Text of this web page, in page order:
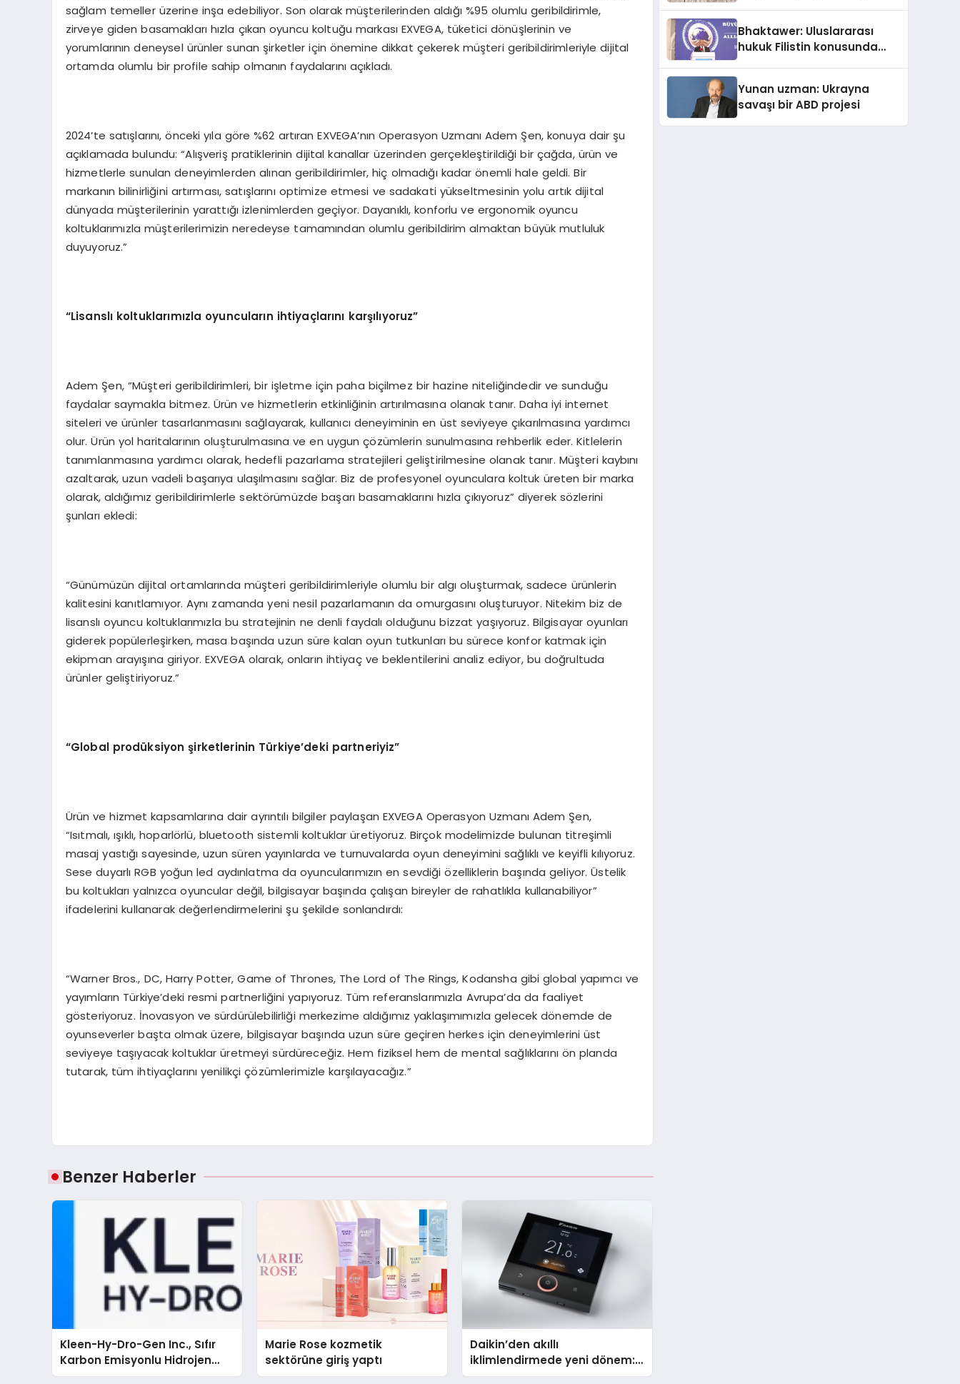
sağlam temeller üzerine inşa edebiliyor. Son olarak müşterilerinden aldığı %95 olumlu geribildirimle,
zirveye giden basamakları hızla çıkan oyuncu koltuğu markası EXVEGA, tüketici dönüşlerinin ve
yorumlarının deneysel ürünler sunan şirketler için önemine dikkat çekerek müşteri geribildirimleriyle dijital
ortamda olumlu bir profile sahip olmanın faydalarını açıkladı.
2024’te satışlarını, önceki yıla göre %62 artıran EXVEGA’nın Operasyon Uzmanı Adem Şen, konuya dair şu
açıklamada bulundu: “Alışveriş pratiklerinin dijital kanallar üzerinden gerçekleştirildiği bir çağda, ürün ve
hizmetlerle sunulan deneyimlerden alınan geribildirimler, hiç olmadığı kadar önemli hale geldi. Bir
markanın bilinirliğini artırması, satışlarını optimize etmesi ve sadakati yükseltmesinin yolu artık dijital
dünyada müşterilerinin yarattığı izlenimlerden geçiyor. Dayanıklı, konforlu ve ergonomik oyuncu
koltuklarımızla müşterilerimizin neredeyse tamamından olumlu geribildirim almaktan büyük mutluluk
duyuyoruz.”
“Lisanslı koltuklarımızla oyuncuların ihtiyaçlarını karşılıyoruz”
Adem Şen, “Müşteri geribildirimleri, bir işletme için paha biçilmez bir hazine niteliğindedir ve sunduğu
faydalar saymakla bitmez. Ürün ve hizmetlerin etkinliğinin artırılmasına olanak tanır. Daha iyi internet
siteleri ve ürünler tasarlanmasını sağlayarak, kullanıcı deneyiminin en üst seviyeye çıkarılmasına yardımcı
olur. Ürün yol haritalarının oluşturulmasına ve en uygun çözümlerin sunulmasına rehberlik eder. Kitlelerin
tanımlanmasına yardımcı olarak, hedefli pazarlama stratejileri geliştirilmesine olanak tanır. Müşteri kaybını
azaltarak, uzun vadeli başarıya ulaşılmasını sağlar. Biz de profesyonel oyunculara koltuk üreten bir marka
olarak, aldığımız geribildirimlerle sektörümüzde başarı basamaklarını hızla çıkıyoruz” diyerek sözlerini
şunları ekledi:
“Günümüzün dijital ortamlarında müşteri geribildirimleriyle olumlu bir algı oluşturmak, sadece ürünlerin
kalitesini kanıtlamıyor. Aynı zamanda yeni nesil pazarlamanın da omurgasını oluşturuyor. Nitekim biz de
lisanslı oyuncu koltuklarımızla bu stratejinin ne denli faydalı olduğunu bizzat yaşıyoruz. Bilgisayar oyunları
giderek popülerleşirken, masa başında uzun süre kalan oyun tutkunları bu sürece konfor katmak için
ekipman arayışına giriyor. EXVEGA olarak, onların ihtiyaç ve beklentilerini analiz ediyor, bu doğrultuda
ürünler geliştiriyoruz.”
“Global prodüksiyon şirketlerinin Türkiye’deki partneriyiz”
Ürün ve hizmet kapsamlarına dair ayrıntılı bilgiler paylaşan EXVEGA Operasyon Uzmanı Adem Şen,
“Isıtmalı, ışıklı, hoparlörlü, bluetooth sistemli koltuklar üretiyoruz. Birçok modelimizde bulunan titreşimli
masaj yastığı sayesinde, uzun süren yayınlarda ve turnuvalarda oyun deneyimini sağlıklı ve keyifli kılıyoruz.
Sese duyarlı RGB yoğun led aydınlatma da oyuncularımızın en sevdiği özelliklerin başında geliyor. Üstelik
bu koltukları yalnızca oyuncular değil, bilgisayar başında çalışan bireyler de rahatlıkla kullanabiliyor”
ifadelerini kullanarak değerlendirmelerini şu şekilde sonlandırdı:
“Warner Bros., DC, Harry Potter, Game of Thrones, The Lord of The Rings, Kodansha gibi global yapımcı ve
yayımların Türkiye’deki resmi partnerliğini yapıyoruz. Tüm referanslarımızla Avrupa’da da faaliyet
gösteriyoruz. İnovasyon ve sürdürülebilirliği merkezime aldığımız yaklaşımımızla gelecek dönemde de
oyunseverler başta olmak üzere, bilgisayar başında uzun süre geçiren herkes için deneyimlerini üst
seviyeye taşıyacak koltuklar üretmeyi sürdüreceğiz. Hem fiziksel hem de mental sağlıklarını ön planda
tutarak, tüm ihtiyaçlarını yenilikçi çözümlerimizle karşılayacağız.”
Benzer Haberler
Kleen-Hy-Dro-Gen Inc., Sıfır
Karbon Emisyonlu Hidrojen
Isıtma Teknolojisinde ISO ve
Marie Rose kozmetik
sektörüne giriş yaptı
Daikin’den akıllı
iklimlendirmede yeni dönem:
Madoka Plus Türkiye’de
Sindirildiğini Ortaya Koydu
Bhaktawer: Uluslararası
hukuk Filistin konusunda
Yunan uzman: Ukrayna
savaşı bir ABD projesi